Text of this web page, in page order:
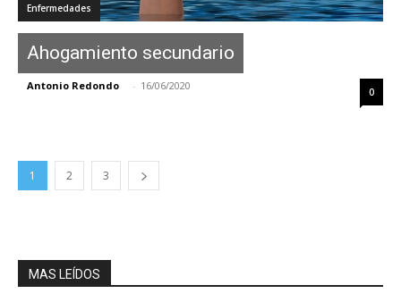
Enfermedades
Ahogamiento secundario
Antonio Redondo - 16/06/2020 0
1 2 3
MAS LEÍDOS